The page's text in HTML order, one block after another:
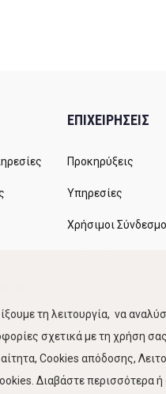
ΕΠΙΧΕΙΡΗΣΕΙΣ
Προκηρύξεις
Υπηρεσίες
Χρήσιμοι
τη λειτουργία, να
σχετικά με τη χρήση
Cookies απόδοσης,
Διαβάστε περισσότερα ή